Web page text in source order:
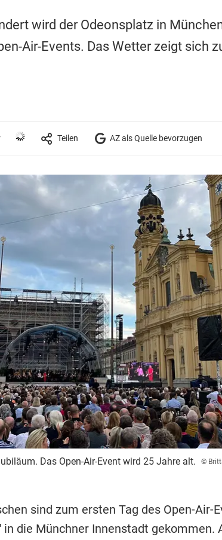
wird der Odeonsplatz in
Air-Events. Das Wetter zeigt sich
Teilen AZ als Quelle bevorzugen
Das Open-Air-Event wird 25 Jahre alt. ©
sind zum ersten Tag des Open-Air-
in die Münchner Innenstadt gekommen.